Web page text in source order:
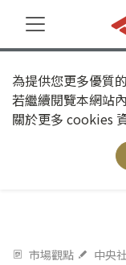
為提供您更多優質
若繼續閱覽本網站
關於更多 cookies
市場觀點 中央社